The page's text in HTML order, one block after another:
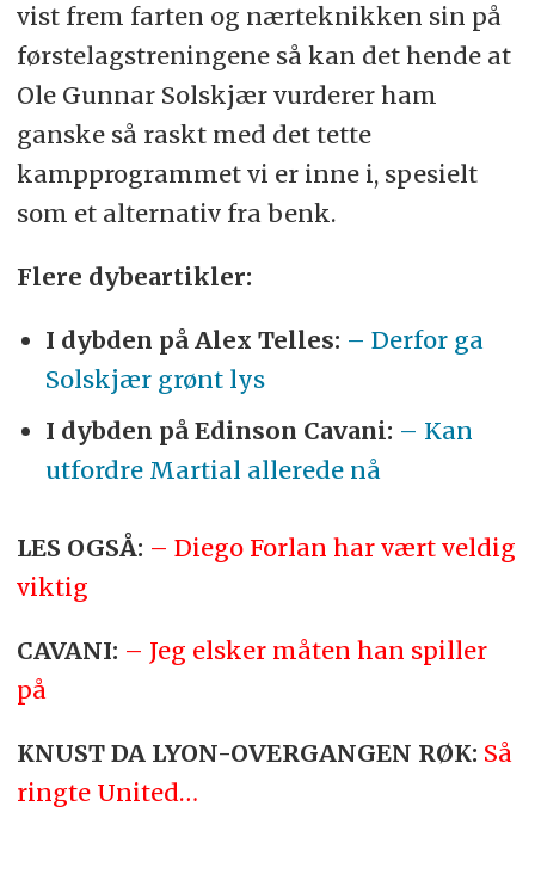
vist frem farten og nærteknikken sin på
førstelagstreningene så kan det hende at
Ole Gunnar Solskjær vurderer ham
ganske så raskt med det tette
kampprogrammet vi er inne i, spesielt
som et alternativ fra benk.
Flere dybeartikler:
I dybden på Alex Telles: – Derfor ga
Solskjær grønt lys
I dybden på Edinson Cavani: – Kan
utfordre Martial allerede nå
LES OGSÅ: – Diego Forlan har vært veldig
viktig
CAVANI: – Jeg elsker måten han spiller
på
KNUST DA LYON-OVERGANGEN RØK: Så
ringte United…